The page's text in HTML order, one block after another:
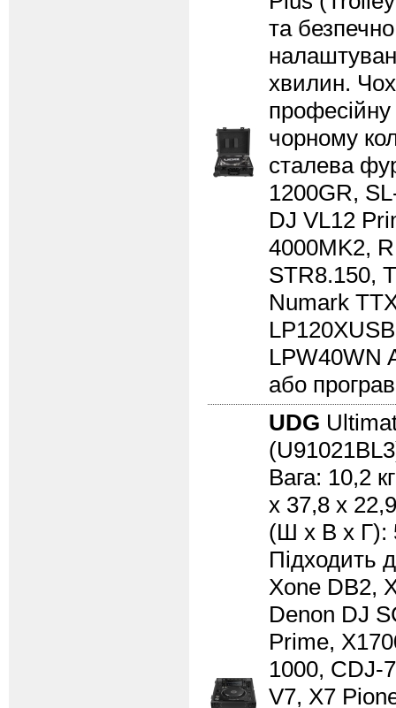
та
хвилин.
професійну
чорному
сталева
1200GR,
DJ VL12
4000MK2,
STR8.150,
Numark
LPW40WN
або
UDG
Вага: 10,2
x 37,8 x
(Ш x В x Г):
Підходить
Xone DB2,
Denon DJ
Prime,
1000, CDJ-
V7, X7